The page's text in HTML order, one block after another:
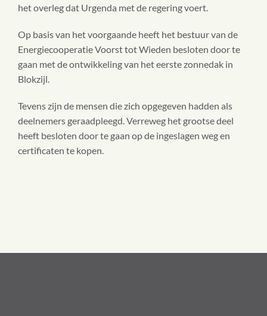
het overleg dat Urgenda met de regering voert.
Op basis van het voorgaande heeft het bestuur van de
Energiecooperatie Voorst tot Wieden besloten door te
gaan met de ontwikkeling van het eerste zonnedak in
Blokzijl.
Tevens zijn de mensen die zich opgegeven hadden als
deelnemers geraadpleegd. Verreweg het grootse deel
heeft besloten door te gaan op de ingeslagen weg en
certificaten te kopen.